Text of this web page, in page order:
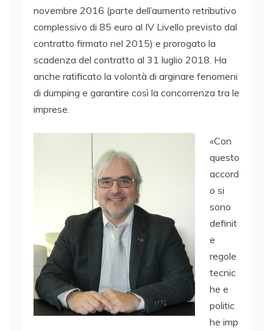
novembre 2016 (parte dell’aumento retributivo
complessivo di 85 euro al IV Livello previsto dal
contratto firmato nel 2015) e prorogato la
scadenza del contratto al 31 luglio 2018. Ha
anche ratificato la volontà di arginare fenomeni
di dumping e garantire così la concorrenza tra le
imprese.
«Con
questo
accord
o si
sono
definit
e
regole
tecnic
he e
politic
he imp